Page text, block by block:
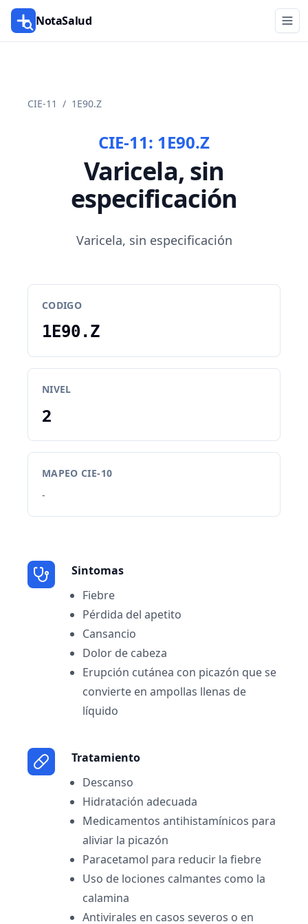
NotaSalud
CIE-11 / 1E90.Z
CIE-11: 1E90.Z
Varicela, sin
especificación
Varicela, sin especificación
CODIGO
1E90.Z
NIVEL
2
MAPEO CIE-10
-
Sintomas
Fiebre
Pérdida del apetito
Cansancio
Dolor de cabeza
Erupción cutánea con picazón que se
convierte en ampollas llenas de
líquido
Tratamiento
Descanso
Hidratación adecuada
Medicamentos antihistamínicos para
aliviar la picazón
Paracetamol para reducir la fiebre
Uso de lociones calmantes como la
calamina
Antivirales en casos severos o en